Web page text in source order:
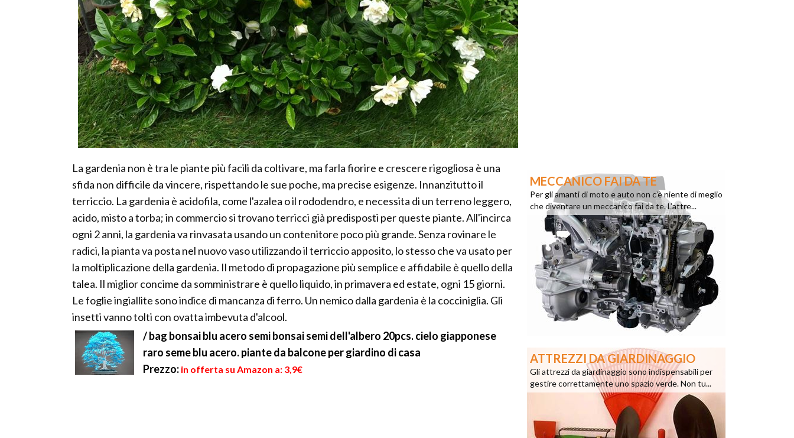
La gardenia non è tra le piante più facili da coltivare, ma farla fiorire e crescere rigogliosa è una
sfida non difficile da vincere, rispettando le sue poche, ma precise esigenze. Innanzitutto il
terriccio. La gardenia è acidofila, come l'azalea o il rododendro, e necessita di un terreno leggero,
acido, misto a torba; in commercio si trovano terricci già predisposti per queste piante. All'incirca
ogni 2 anni, la gardenia va rinvasata usando un contenitore poco più grande. Senza rovinare le
radici, la pianta va posta nel nuovo vaso utilizzando il terriccio apposito, lo stesso che va usato per
la moltiplicazione della gardenia. Il metodo di propagazione più semplice e affidabile è quello della
talea. Il miglior concime da somministrare è quello liquido, in primavera ed estate, ogni 15 giorni.
Le foglie ingiallite sono indice di mancanza di ferro. Un nemico dalla gardenia è la cocciniglia. Gli
insetti vanno tolti con ovatta imbevuta d'alcool.
/ bag bonsai blu acero semi bonsai semi dell'albero 20pcs. cielo giapponese
raro seme blu acero. piante da balcone per giardino di casa
Prezzo: in offerta su Amazon a: 3,9€
MECCANICO FAI DA TE
Per gli amanti di moto e auto non c’è niente di meglio
che diventare un meccanico fai da te. L’attre...
ATTREZZI DA GIARDINAGGIO
Gli attrezzi da giardinaggio sono indispensabili per
gestire correttamente uno spazio verde. Non tu...